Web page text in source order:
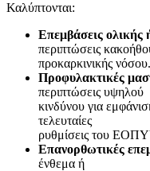
Καλύπτονται:
Επεμβάσεις ολικής
περιπτώσεις
προκαρκινικής νόσου.
Προφυλακτικές
περιπτώσεις υψηλού
κινδύνου για
τελευταίες
ρυθμίσεις του
Επανορθωτικές
ένθεμα ή